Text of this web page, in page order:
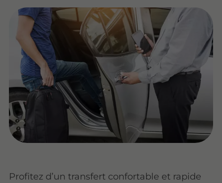
Profitez d’un transfert confortable et rapide